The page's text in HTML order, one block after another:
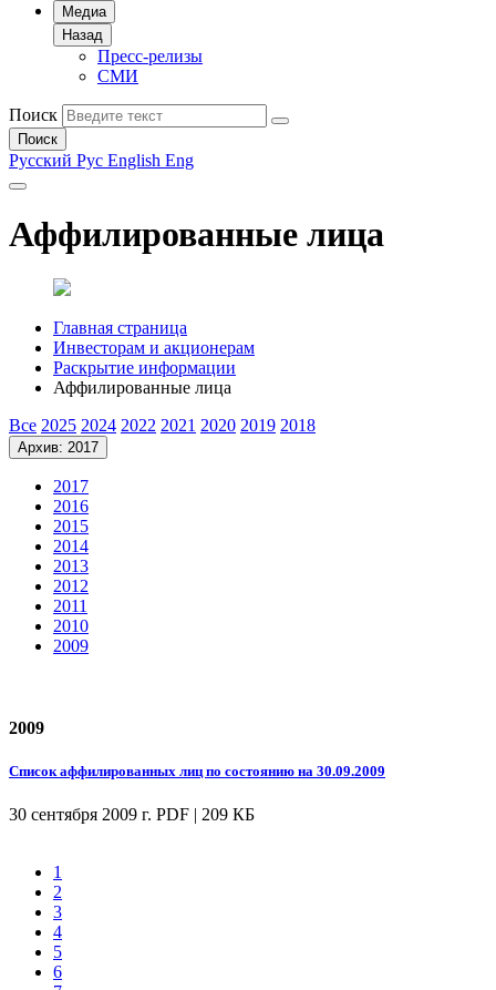
Медиа
Назад
Пресс-релизы
СМИ
Поиск
Поиск
Русский Рус English Eng
Аффилированные лица
Главная страница
Инвесторам и акционерам
Раскрытие информации
Аффилированные лица
Все 2025 2024 2022 2021 2020 2019 2018
Архив: 2017
2017
2016
2015
2014
2013
2012
2011
2010
2009
2009
Список аффилированных лиц по состоянию на 30.09.2009
30 сентября 2009 г. PDF | 209 КБ
1
2
3
4
5
6